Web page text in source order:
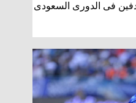
فى الدورى السعودى